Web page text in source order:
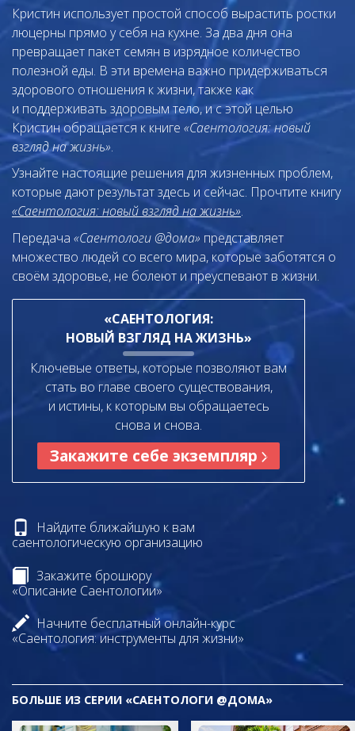
Кристин использует простой способ вырастить ростки
люцерны прямо у себя на кухне. За два дня она
превращает пакет семян в изрядное количество
полезной еды. В эти времена важно придерживаться
здорового отношения к жизни, также как
и поддерживать здоровым тело, и с этой целью
Кристин обращается к книге «Саентология: новый
взгляд на жизнь».
Узнайте настоящие решения для жизненных проблем,
которые дают результат здесь и сейчас. Прочтите книгу
«Саентология: новый взгляд на жизнь».
Передача «Саентологи @дома» представляет
множество людей со всего мира, которые заботятся о
своём здоровье, не болеют и преуспевают в жизни.
«САЕНТОЛОГИЯ:
НОВЫЙ ВЗГЛЯД НА ЖИЗНЬ»
Ключевые ответы, которые позволяют вам
стать во главе своего существования,
и истины, к которым вы обращаетесь
снова и снова.
Закажите себе экземпляр
Найдите ближайшую к вам
саентологическую организацию
Закажите брошюру
«Описание Саентологии»
Начните бесплатный онлайн-курс
«Саентология: инструменты для жизни»
БОЛЬШЕ ИЗ СЕРИИ «САЕНТОЛОГИ @ДОМА»